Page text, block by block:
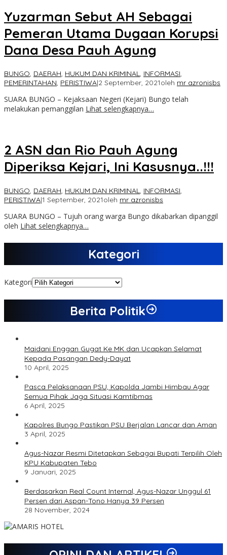
Yuzarman Sebut AH Sebagai
Pemeran Utama Dugaan Korupsi
Dana Desa Pauh Agung
BUNGO, DAERAH, HUKUM DAN KRIMINAL, INFORMASI,
PEMERINTAHAN, PERISTIWA|2 September, 2021oleh mr azronisbs
SUARA BUNGO – Kejaksaan Negeri (Kejari) Bungo telah
melakukan pemanggilan Lihat selengkapnya…
2 ASN dan Rio Pauh Agung
Diperiksa Kejari, Ini Kasusnya..!!!
BUNGO DAERAH HUKUM DAN KRIMINAL INFORMASI
PERISTIWA|1 September, 2021oleh mr azronisbs
SUARA BUNGO – Tujuh orang warga Bungo dikabarkan dipanggil
oleh Lihat selengkapnya…
Kategori
Kategori
Berita Politik
Maidani Enggan Gugat Ke MK dan Ucapkan Selamat
Kepada Pasangan Dedy-Dayat
10 April, 2025
Pasca Pelaksanaan PSU, Kapolda Jambi Himbau Agar
Semua Pihak Jaga Situasi Kamtibmas
6 April, 2025
Kapolres Bungo Pastikan PSU Berjalan Lancar dan Aman
3 April, 2025
Agus-Nazar Resmi Ditetapkan Sebagai Bupati Terpilih Oleh
KPU Kabupaten Tebo
9 Januari, 2025
Berdasarkan Real Count Internal, Agus-Nazar Unggul 61
Persen dari Aspan-Tono Hanya 39 Persen
28 November, 2024